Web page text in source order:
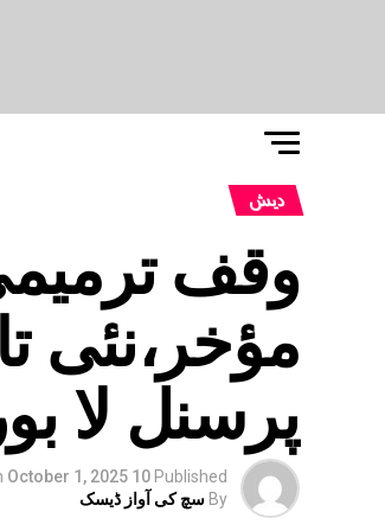
دیش
مؤخر،نئی
پرسنل لا
Published
10 months ago
October 1, 2025
By سچ کی آواز ڈیسک